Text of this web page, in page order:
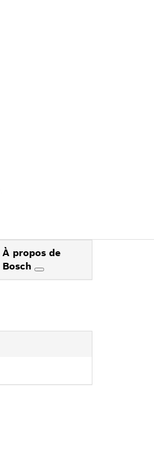
À propos de
Bosch